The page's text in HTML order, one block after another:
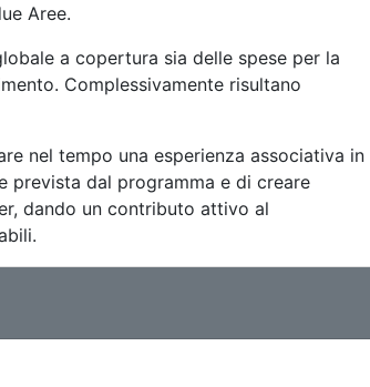
Aree.
a copertura sia delle spese per la
Complessivamente risultano
nel tempo una esperienza associativa in
prevista dal programma e di creare
dando un contributo attivo al